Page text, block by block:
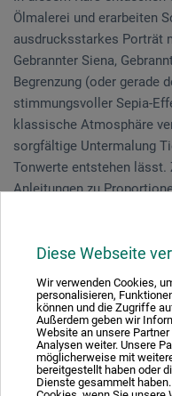
Diese Webseite
Wir verwenden Cookies,
personalisieren,
können und die Zugriffe
Außerdem geben wir
Website an unsere
Analysen weiter. Unsere
möglicherweise mit
bereitgestellt haben oder
Dienste gesammelt
Ölmalerei und erarbeiten
ausdrucksstarkes Porträt
Gebrannter Siena,
Begrenzung (oder gerade
stimmungsvoller Sepia-
klassische Atmosphäre
sorgfältige Untermalung
Tonwerte entstehen lässt.
Anleitungen zu
Vorkenntnisse sind nicht
Veranstaltungsdatum
18. Jun. 2026
11:00 - 16:00 Uhr